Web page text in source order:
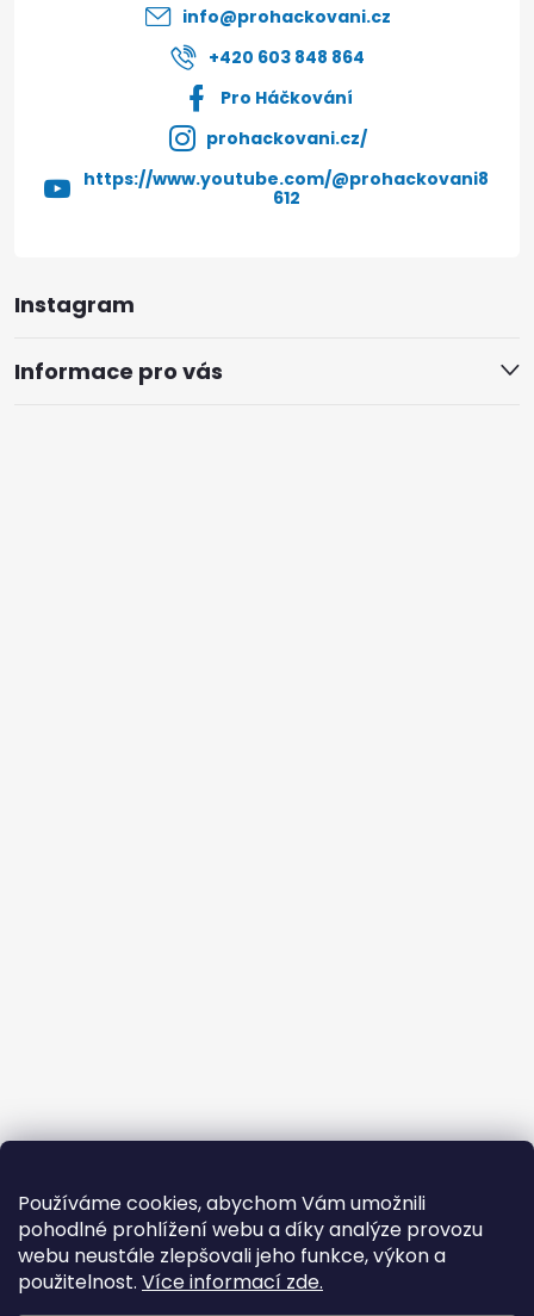
Používáme cookies, abychom Vám umožnili
pohodlné prohlížení webu a díky analýze provozu
webu neustále zlepšovali jeho funkce, výkon a
použitelnost. Více informací zde.
Instagram
Informace pro vás
info@prohackovani.cz
+420 603 848 864
Pro Háčkování
prohackovani.cz/
https://www.youtube.com/@prohackovani8
612